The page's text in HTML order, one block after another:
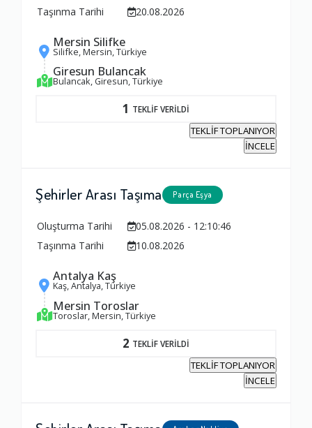
Taşınma Tarihi
20.08.2026
Mersin Silifke
Silifke, Mersin, Türkiye
Giresun Bulancak
Bulancak, Giresun, Türkiye
1 TEKLİF VERİLDİ
TEKLİF TOPLANIYOR
İNCELE
Şehirler Arası Taşıma Parça Eşya
Oluşturma Tarihi
05.08.2026 - 12:10:46
Taşınma Tarihi
10.08.2026
Antalya Kaş
Kaş, Antalya, Türkiye
Mersin Toroslar
Toroslar, Mersin, Türkiye
2 TEKLİF VERİLDİ
TEKLİF TOPLANIYOR
İNCELE